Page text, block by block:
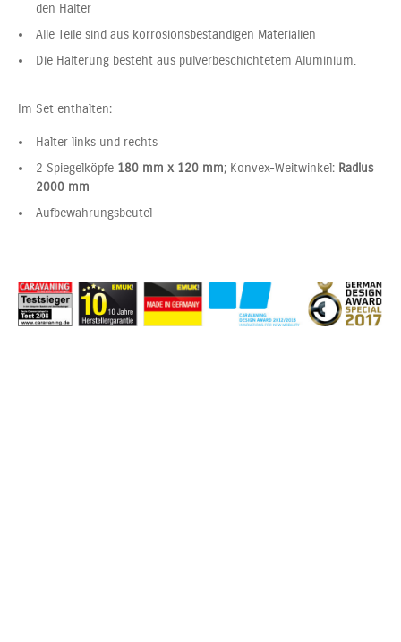
den Halter
Alle Teile sind aus korrosionsbeständigen Materialien
Die Halterung besteht aus pulverbeschichtetem Aluminium.
Im Set enthalten:
Halter links und rechts
2 Spiegelköpfe 180 mm x 120 mm; Konvex-Weitwinkel: Radius
2000 mm
Aufbewahrungsbeutel